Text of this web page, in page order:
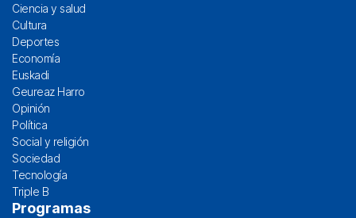
Ciencia y salud
Cultura
Deportes
Economía
Euskadi
Geureaz Harro
Opinión
Política
Social y religión
Sociedad
Tecnología
Triple B
Programas